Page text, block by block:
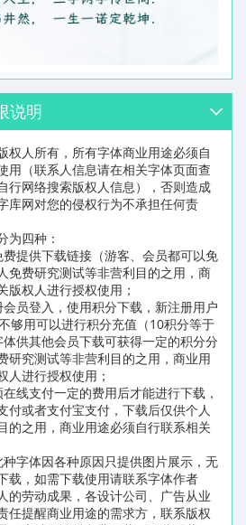
说明
权人所有，所有字体商业用途必须自
用（联系人信息请在相关字体页面查
行网络搜索版权人信息），否则造成
库网对您的侵权行为不承担任何责
为四种：
提供下载链接（游客、会员都可以免
免费研究测试等非营利目的之用，商
版权人进行授权使用；
员登入，使用积分下载，新注册用户
够用可以进行积分充值（10积分等于
供其他会员下载可获得一定的积分分
研究测试等非营利目的之用，商业用
人进行授权使用；
线支付一定的费用后才能进行下载，
付或者支付宝支付，下载后仅供个人
的之用，商业用途必须自行联系相关
字体因各种原因只提供图片展示，无
载，如需下载使用请联系字体作者
的劳动成果，各设计公司、广告从业
任提醒商业用途的需求方，联系版权